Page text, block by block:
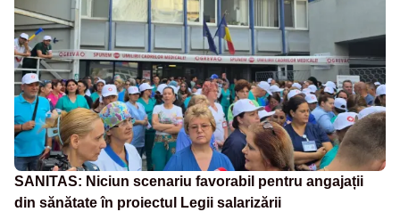
SANITAS: Niciun scenariu favorabil pentru angajații
din sănătate în proiectul Legii salarizării